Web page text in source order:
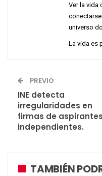
Ver la vida
universo
La vida es
PREVIO
INE detecta
irregularidades en
firmas de aspirantes
independientes.
TAMBIÉN